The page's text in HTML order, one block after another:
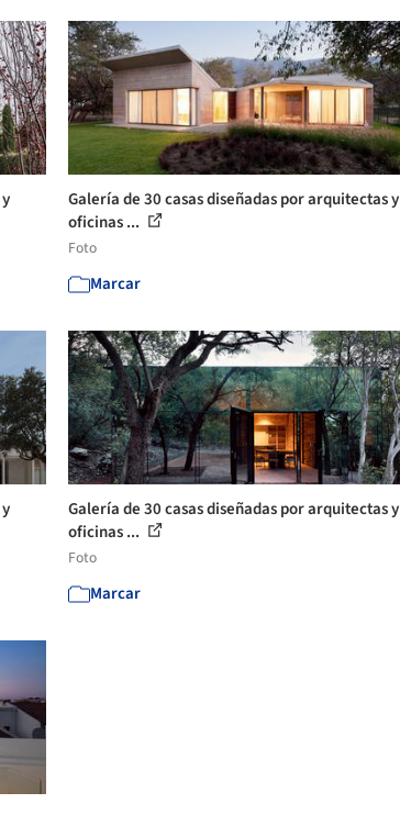
Galería de 30 casas diseñadas por arquitectas y
oficinas ...
Foto
Marcar
Galería de 30 casas diseñadas por arquitectas y
oficinas ...
Foto
Marcar